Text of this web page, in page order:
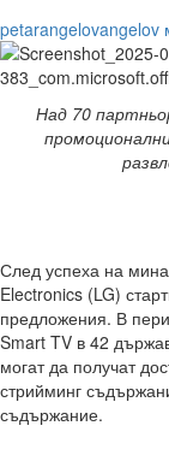
petarangelovangelov
Над 70
След успеха на
Electronics (LG)
предложения. В
Smart TV в 42
могат да получат
стрийминг
съдържание.